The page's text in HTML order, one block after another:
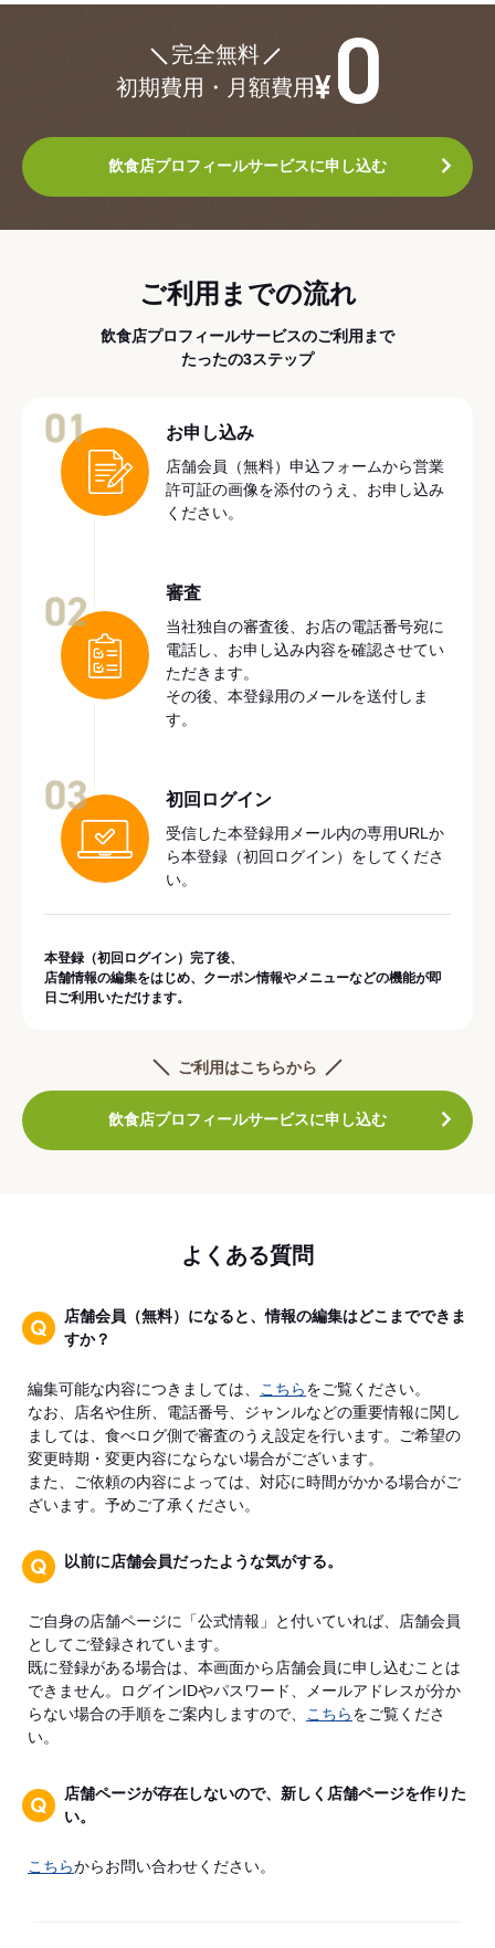
完全無料
初期費用・月額費用
飲食店プロフィールサービスに申し込む
ご利用までの流れ
飲食店プロフィールサービスのご利用まで
たったの3ステップ
お申し込み
店舗会員（無料）申込フォームから営業
許可証の画像を添付のうえ、お申し込み
ください。
審査
当社独自の審査後、お店の電話番号宛に
電話し、お申し込み内容を確認させてい
ただきます。
その後、本登録用のメールを送付しま
す。
初回ログイン
受信した本登録用メール内の専用URLか
ら本登録（初回ログイン）をしてくださ
い。
本登録（初回ログイン）完了後、
店舗情報の編集をはじめ、クーポン情報やメニューなどの機能が即
日ご利用いただけます。
ご利用はこちらから
飲食店プロフィールサービスに申し込む
よくある質問
店舗会員（無料）になると、情報の編集はどこまでできま
すか？
編集可能な内容につきましては、 こちらをご覧ください。
なお、店名や住所、電話番号、ジャンルなどの重要情報に関し
ましては、食べログ側で審査のうえ設定を行います。ご希望の
変更時期・変更内容にならない場合がございます。
また、ご依頼の内容によっては、対応に時間がかかる場合がご
ざいます。予めご了承ください。
以前に店舗会員だったような気がする。
ご自身の店舗ページに「公式情報」と付いていれば、店舗会員
としてご登録されています。
既に登録がある場合は、本画面から店舗会員に申し込むことは
できません。ログインIDやパスワード、メールアドレスが分か
らない場合の手順をご案内しますので、
こちらをご覧くださ
い。
店舗ページが存在しないので、新しく店舗ページを作りた
い。
こちらからお問い合わせください。